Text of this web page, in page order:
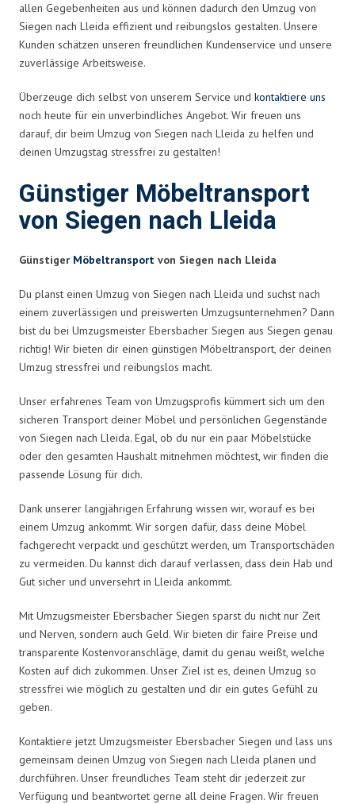
allen Gegebenheiten aus und können dadurch den Umzug von
Siegen nach Lleida effizient und reibungslos gestalten. Unsere
Kunden schätzen unseren freundlichen Kundenservice und unsere
zuverlässige Arbeitsweise.
Überzeuge dich selbst von unserem Service und kontaktiere uns
noch heute für ein unverbindliches Angebot. Wir freuen uns
darauf, dir beim Umzug von Siegen nach Lleida zu helfen und
deinen Umzugstag stressfrei zu gestalten!
Günstiger Möbeltransport
von Siegen nach Lleida
Günstiger Möbeltransport von Siegen nach Lleida
Du planst einen Umzug von Siegen nach Lleida und suchst nach
einem zuverlässigen und preiswerten Umzugsunternehmen? Dann
bist du bei Umzugsmeister Ebersbacher Siegen aus Siegen genau
richtig! Wir bieten dir einen günstigen Möbeltransport, der deinen
Umzug stressfrei und reibungslos macht.
Unser erfahrenes Team von Umzugsprofis kümmert sich um den
sicheren Transport deiner Möbel und persönlichen Gegenstände
von Siegen nach Lleida. Egal, ob du nur ein paar Möbelstücke
oder den gesamten Haushalt mitnehmen möchtest, wir finden die
passende Lösung für dich.
Dank unserer langjährigen Erfahrung wissen wir, worauf es bei
einem Umzug ankommt. Wir sorgen dafür, dass deine Möbel
fachgerecht verpackt und geschützt werden, um Transportschäden
zu vermeiden. Du kannst dich darauf verlassen, dass dein Hab und
Gut sicher und unversehrt in Lleida ankommt.
Mit Umzugsmeister Ebersbacher Siegen sparst du nicht nur Zeit
und Nerven, sondern auch Geld. Wir bieten dir faire Preise und
transparente Kostenvoranschläge, damit du genau weißt, welche
Kosten auf dich zukommen. Unser Ziel ist es, deinen Umzug so
stressfrei wie möglich zu gestalten und dir ein gutes Gefühl zu
geben.
Kontaktiere jetzt Umzugsmeister Ebersbacher Siegen und lass uns
gemeinsam deinen Umzug von Siegen nach Lleida planen und
durchführen. Unser freundliches Team steht dir jederzeit zur
Verfügung und beantwortet gerne all deine Fragen. Wir freuen